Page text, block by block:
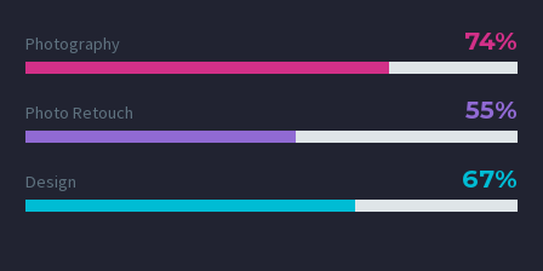
Photography 74%
Photo Retouch 55%
Design 67%